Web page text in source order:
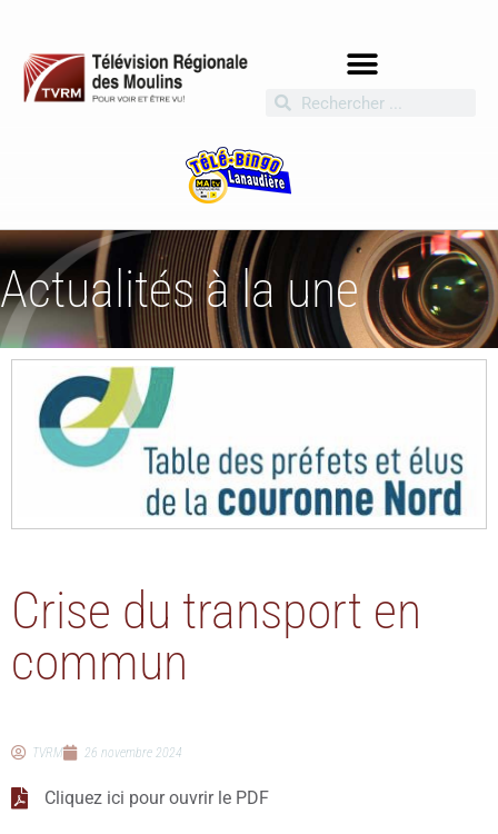
Actualités à la une
Crise du transport en
commun
TVRM 26 novembre 2024
Cliquez ici pour ouvrir le PDF